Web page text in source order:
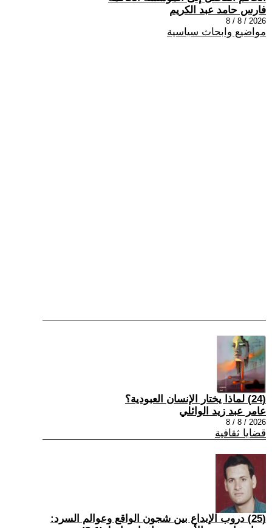
فارس حامد عبد الكريم
2026 / 8 / 8
مواضيع وابحاث سياسية
(24) لماذا يختار الإنسان العبودية؟
عامر عبد زيد الوائلي
2026 / 8 / 8
قضايا ثقافية
(25) دروب الإبداع بين شجون الواقع وعوالم السرد: